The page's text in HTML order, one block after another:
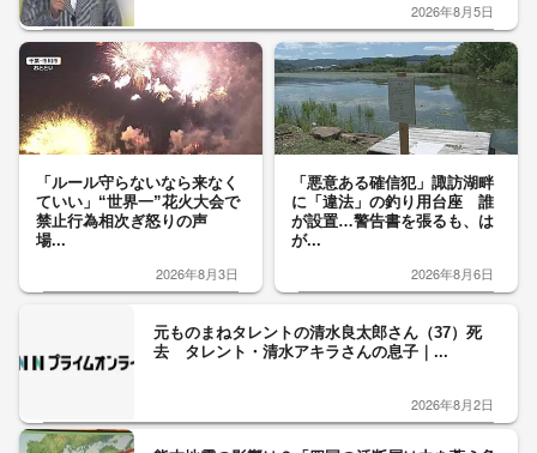
2026年8月5日
「ルール守らないなら来なく
ていい」“世界一”花火大会で
禁止行為相次ぎ怒りの声
場...
2026年8月3日
「悪意ある確信犯」諏訪湖畔
に「違法」の釣り用台座 誰
が設置…警告書を張るも、は
が...
2026年8月6日
元ものまねタレントの清水良太郎さん（37）死
去 タレント・清水アキラさんの息子｜...
2026年8月2日